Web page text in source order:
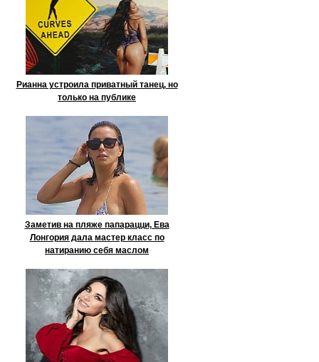
Рианна устроила приватный танец, но
только на публике
Заметив на пляже папарацци, Ева
Лонгория дала мастер класс по
натиранию себя маслом